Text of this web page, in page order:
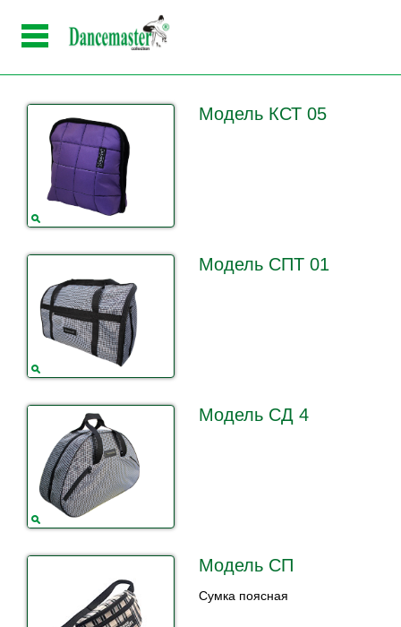
Модель КСТ 05
Модель СПТ 01
Модель СД 4
Модель СП
Сумка поясная